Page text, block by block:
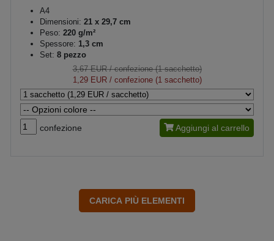
A4
Dimensioni: 21 x 29,7 cm
Peso: 220 g/m²
Spessore: 1,3 cm
Set: 8 pezzo
3,67 EUR/ confezione (1 sacchetto)
1,29 EUR/ confezione (1 sacchetto)
confezione Aggiungi al carrello